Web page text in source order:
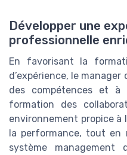
Développer une
professionnelle
En favorisant la
d’expérience, le
des compétences et à
formation des
environnement propice à
la performance, tout en
système